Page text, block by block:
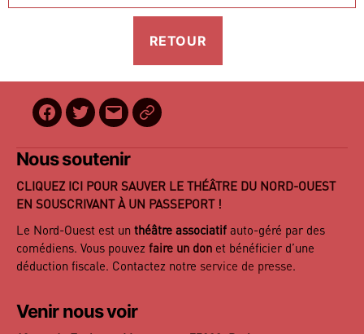
Facebook
Twitter
E-
mail
BilletReduc
Nous soutenir
CLIQUEZ ICI POUR SAUVER LE THÉÂTRE DU NORD-OUEST
EN SOUSCRIVANT À UN PASSEPORT !
Le Nord-Ouest est un théâtre associatif auto-géré par des
comédiens. Vous pouvez faire un don et bénéficier d’une
déduction fiscale. Contactez notre service de presse.
Venir nous voir